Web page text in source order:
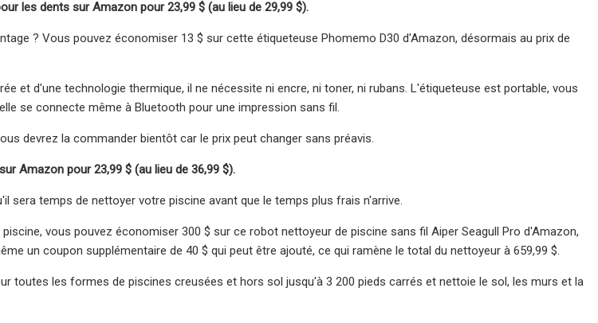
les dents sur Amazon pour 23,99 $ (au lieu de 29,99 $).
? Vous pouvez économiser 13 $ sur cette étiqueteuse Phomemo D30 d'Amazon, désormais au prix de
et d'une technologie thermique, il ne nécessite ni encre, ni toner, ni rubans. L'étiqueteuse est portable, vous
se connecte même à Bluetooth pour une impression sans fil.
devrez la commander bientôt car le prix peut changer sans préavis.
Amazon pour 23,99 $ (au lieu de 36,99 $).
sera temps de nettoyer votre piscine avant que le temps plus frais n'arrive.
vous pouvez économiser 300 $ sur ce robot nettoyeur de piscine sans fil Aiper Seagull Pro d'Amazon,
un coupon supplémentaire de 40 $ qui peut être ajouté, ce qui ramène le total du nettoyeur à 659,99 $.
toutes les formes de piscines creusées et hors sol jusqu'à 3 200 pieds carrés et nettoie le sol, les murs et la